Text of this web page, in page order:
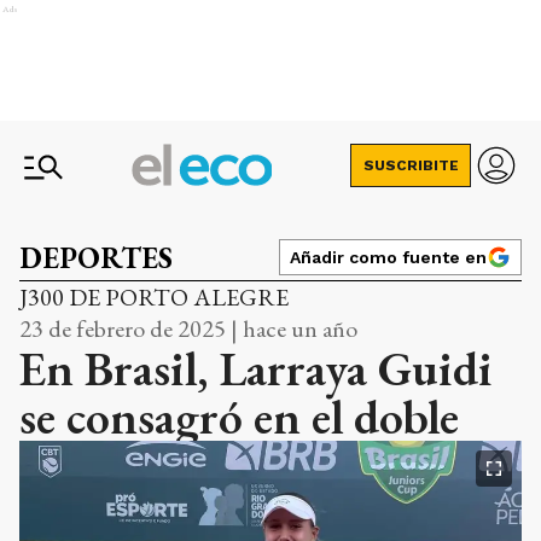
Ads
SUSCRIBITE
DEPORTES Añadir como fuente en
J300 DE PORTO ALEGRE
23 de febrero de 2025 | hace un año
En Brasil, Larraya Guidi
se consagró en el doble